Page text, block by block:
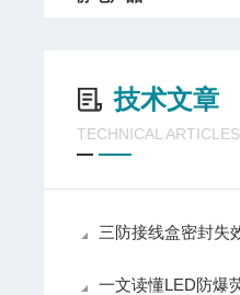
技术文章
TECHNICAL ARTICLES
三防接线盒密封失效原因分
一文读懂LED防爆荧光灯